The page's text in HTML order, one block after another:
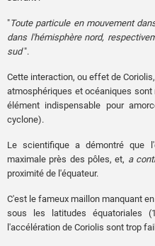
"Toute particule en mouvement
dans l'hémisphère nord,
sud".
Cette interaction, ou effet de
atmosphériques et océaniques
élément indispensable pour
cyclone).
Le scientifique a démontré que
maximale près des pôles, et, a
proximité de l'équateur.
C'est le fameux maillon manquant
sous les latitudes équatoriales
l'accélération de Coriolis sont trop